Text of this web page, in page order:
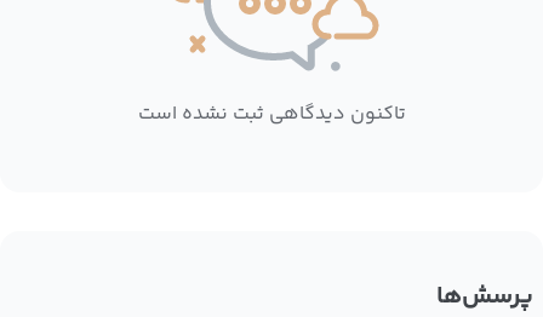
تاکنون دیدگاهی ثبت نشده است
پرسش‌ها